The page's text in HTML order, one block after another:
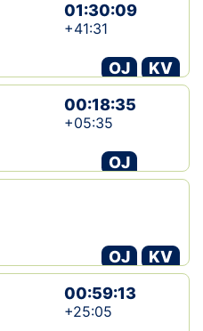
01:30:09
+41:31
OJ
KV
00:18:35
+05:35
OJ
OJ
KV
00:59:13
+25:05